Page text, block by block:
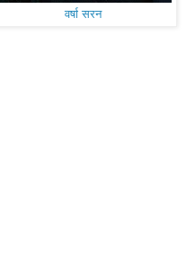
वर्षा सरन